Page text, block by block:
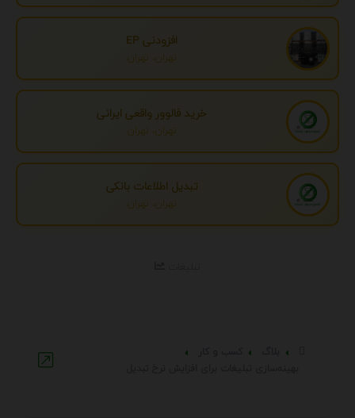
افزودنی EP
تهران، تهران
خرید فالوور واقعی ایرانی
تهران، تهران
تبدیل اطلاعات بانکی
تهران، تهران